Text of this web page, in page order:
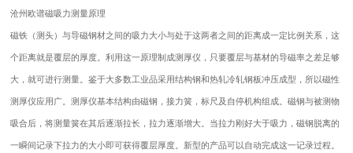
沧州欧谱磁吸力测量原理
磁铁（测头）与导磁钢材之间的吸力大小与处于这两者之间的距离成一定比例关系，这
个距离就是覆层的厚度。利用这一原理制成测厚仪，只要覆层与基材的导磁率之差足够
大，就可进行测量。鉴于大多数工业品采用结构钢和热轧冷轧钢板冲压成型，所以磁性
测厚仪应用广。测厚仪基本结构由磁钢，接力簧，标尺及自停机构组成。磁钢与被测物
吸合后，将测量簧在其后逐渐拉长，拉力逐渐增大。当拉力刚好大于吸力，磁钢脱离的
一瞬间记录下拉力的大小即可获得覆层厚度。新型的产品可以自动完成这一记录过程。